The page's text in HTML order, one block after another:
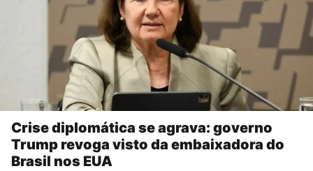
Crise diplomática se agrava: governo
Trump revoga visto da embaixadora do
Brasil nos EUA